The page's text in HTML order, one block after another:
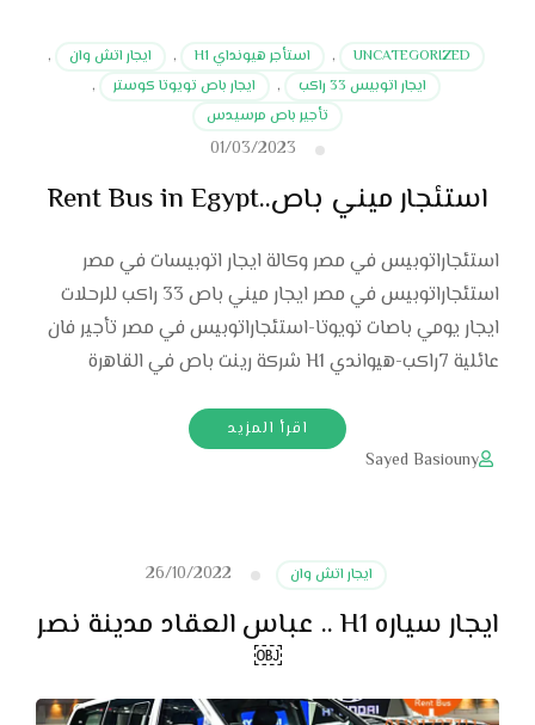
UNCATEGORIZED
, استأجر هيونداي H1 , ايجار اتش وان
,
ايجار اتوبيس 33 راكب
, ايجار باص تويوتا كوستر
,
تأجير باص مرسيدس
01/03/2023
استئجار ميني باص..Rent Bus in Egypt
استئجاراتوبيس في مصر وكالة ايجار اتوبيسات في مصر
استئجاراتوبيس في مصر ايجار ميني باص 33 راكب للرحلات
ايجار يومي باصات تويوتا-استئجاراتوبيس في مصر تأجير فان
عائلية 7راكب-هيواندي H1 شركة رينت باص في القاهرة
اقرأ المزيد
Sayed Basiouny
ايجار اتش وان 26/10/2022
ايجار سياره H1 .. عباس العقاد مدينة نصر
￼